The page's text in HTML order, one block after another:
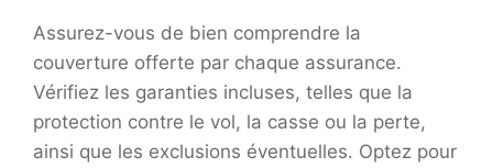
Assurez-vous de bien comprendre la
couverture offerte par chaque assurance.
Vérifiez les garanties incluses, telles que la
protection contre le vol, la casse ou la perte,
ainsi que les exclusions éventuelles. Optez pour